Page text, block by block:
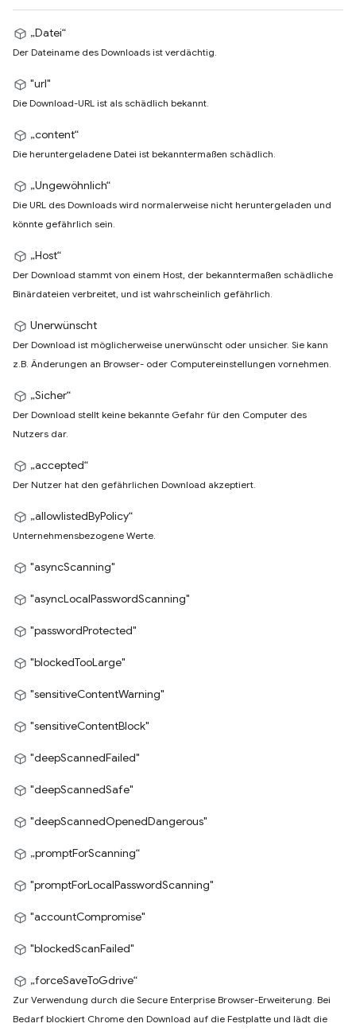
„Datei“
Der Dateiname des Downloads ist verdächtig.
"url"
Die Download-URL ist als schädlich bekannt.
„content“
Die heruntergeladene Datei ist bekanntermaßen schädlich.
„Ungewöhnlich“
Die URL des Downloads wird normalerweise nicht heruntergeladen und
könnte gefährlich sein.
„Host“
Der Download stammt von einem Host, der bekanntermaßen schädliche
Binärdateien verbreitet, und ist wahrscheinlich gefährlich.
Unerwünscht
Der Download ist möglicherweise unerwünscht oder unsicher. Sie kann
z.B. Änderungen an Browser- oder Computereinstellungen vornehmen.
„Sicher“
Der Download stellt keine bekannte Gefahr für den Computer des
Nutzers dar.
„accepted“
Der Nutzer hat den gefährlichen Download akzeptiert.
„allowlistedByPolicy“
Unternehmensbezogene Werte.
"asyncScanning"
"asyncLocalPasswordScanning"
"passwordProtected"
"blockedTooLarge"
"sensitiveContentWarning"
"sensitiveContentBlock"
"deepScannedFailed"
"deepScannedSafe"
"deepScannedOpenedDangerous"
„promptForScanning“
"promptForLocalPasswordScanning"
"accountCompromise"
"blockedScanFailed"
„forceSaveToGdrive“
Zur Verwendung durch die Secure Enterprise Browser-Erweiterung. Bei
Bedarf blockiert Chrome den Download auf die Festplatte und lädt die